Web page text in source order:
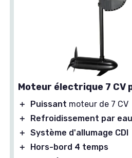
Moteur électrique 7 CV
＋ Puissant moteur de 7 CV
＋
Refroidissement par eau
＋ Système d'allumage CDI
＋
Hors-bord 4 temps